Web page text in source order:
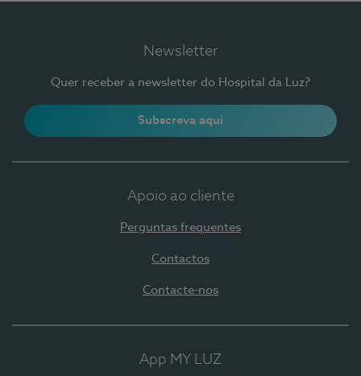
Newsletter
Quer receber a newsletter do Hospital da Luz?
Subscreva aqui
Apoio ao cliente
Perguntas frequentes
Contactos
Contacte-nos
App MY LUZ